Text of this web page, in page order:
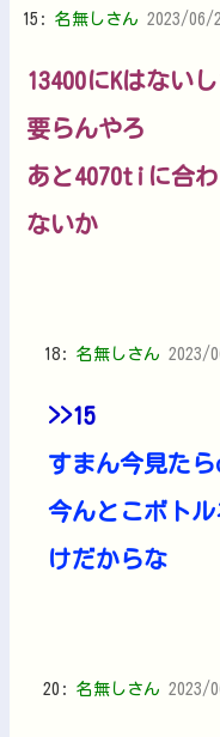
15: 名無しさん 2023/06/
13400にKはない
要らんやろ
あと4070tiに合
ないか
18: 名無しさん 2023/
>>15
すまん今見た
今んとこボト
けだからな
20: 名無しさん 2023/